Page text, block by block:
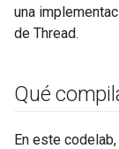
una
de Thread.
Qué
En este